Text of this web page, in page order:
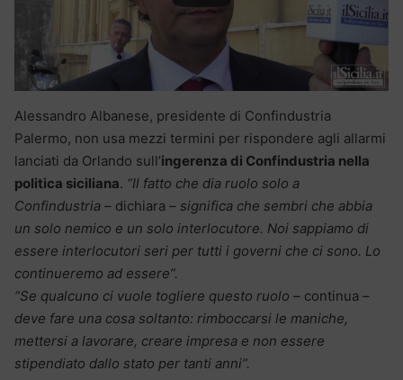
Alessandro Albanese, presidente di Confindustria
Palermo, non usa mezzi termini per rispondere agli allarmi
lanciati da Orlando sull’ingerenza di Confindustria nella
politica siciliana. “Il fatto che dia ruolo solo a
Confindustria – dichiara – significa che sembri che abbia
un solo nemico e un solo interlocutore. Noi sappiamo di
essere interlocutori seri per tutti i governi che ci sono. Lo
continueremo ad essere”.
“Se qualcuno ci vuole togliere questo ruolo – continua –
deve fare una cosa soltanto: rimboccarsi le maniche,
mettersi a lavorare, creare impresa e non essere
stipendiato dallo stato per tanti anni”.